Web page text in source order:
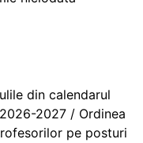
din calendarul
2027 / Ordinea
pe posturi